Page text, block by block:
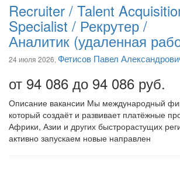
Recruiter / Talent
Specialist / Рекрутер /
Аналитик (удаленная
24 июля 2026, Фетисов Павел
от 94 086 до 94 086 руб.
Описание вакансии Мы международный
который создаёт и развивает платёжные
Африки, Азии и других быстрорастущих
активно запускаем новые направлен